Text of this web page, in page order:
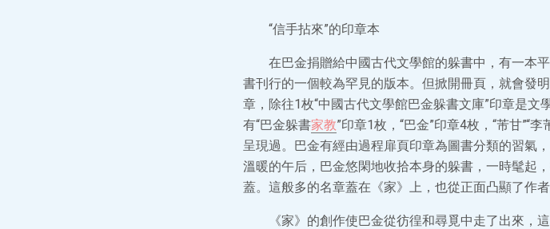
“信手拈來”的印章本
在巴金捐贈給中國古代文學館的躲書中，有一本
書刊行的一個較為罕見的版本。但掀開冊頁，就會發
章，除往1枚“中國古代文學館巴金躲書文庫”印章是文
有“巴金躲書家教”印章1枚，“巴金”印章4枚，“芾甘”“
呈現過。巴金有經由過程扉頁印章為圖書分類的習氣
溫暖的午后，巴金悠閑地收拾本身的躲書，一時髦起
蓋。這般多的名章蓋在《家》上，也從正面凸顯了作者
《家》的創作使巴金從彷徨和尋覓中走了出來，